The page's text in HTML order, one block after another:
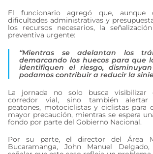
El funcionario agregó que, aunque
dificultades administrativas y
los recursos necesarios, la
preventiva urgente:
“Mientras se adelantan los
demarcando los huecos para que
identifiquen el riesgo,
podamos contribuir a reducir la
La jornada no solo busca visibilizar
corredor vial, sino también alertar
peatones, motociclistas y ciclistas para
mayor precaución, mientras se espera
fondo por parte del Gobierno Nacional.
Por su parte, el director del Área
Bucaramanga, John Manuel